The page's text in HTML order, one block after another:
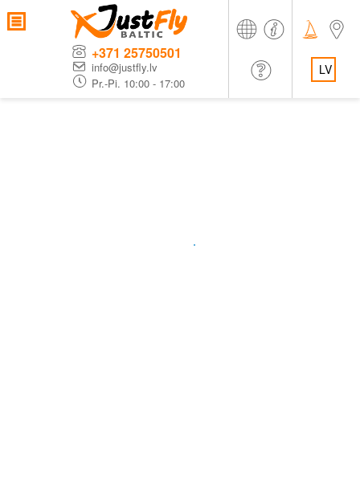
+371 25750501
info@justfly.lv
Pr.-Pi. 10:00 - 17:00
LV